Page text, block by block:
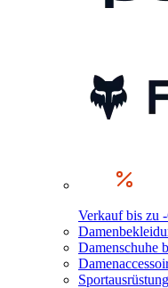
Verkauf bis zu
Damenschuhe